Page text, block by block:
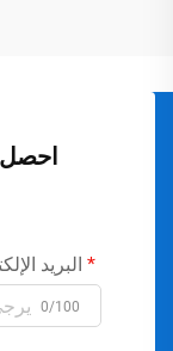
البريد
0/100